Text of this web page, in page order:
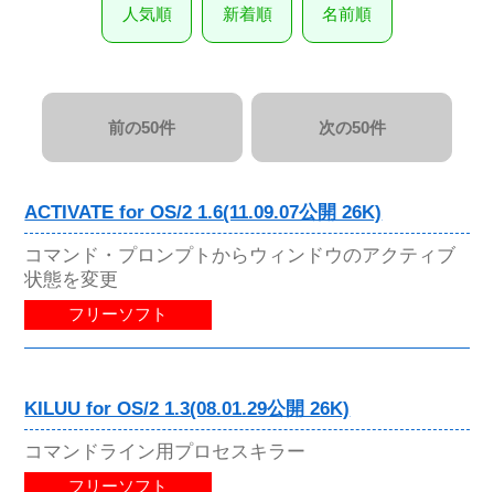
人気順 新着順 名前順
前の50件 次の50件
ACTIVATE for OS/2 1.6(11.09.07公開 26K)
コマンド・プロンプトからウィンドウのアクティブ
状態を変更
フリーソフト
KILUU for OS/2 1.3(08.01.29公開 26K)
コマンドライン用プロセスキラー
フリーソフト